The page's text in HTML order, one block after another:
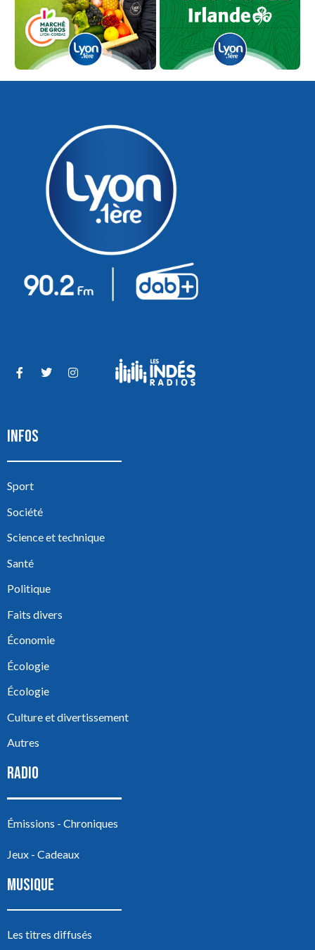
INFOS
Sport
Société
Science et technique
Santé
Politique
Faits divers
Économie
Écologie
Écologie
Culture et divertissement
Autres
RADIO
Émissions - Chroniques
Jeux - Cadeaux
MUSIQUE
Les titres diffusés